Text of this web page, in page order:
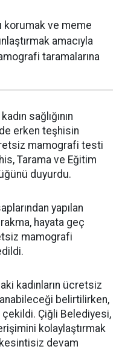
korumak ve meme
amacıyla
taramalarına
sağlığının
erken teşhisin
mamografi testi
Tarama ve Eğitim
duyurdu.
yapılan
hayata geç
mamografi
kadınların ücretsiz
belirtilirken,
Çiğli Belediyesi,
kolaylaştırmak
devam